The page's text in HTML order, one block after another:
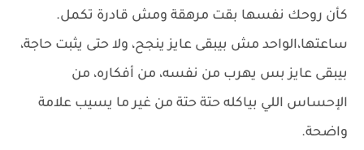
كأن روحك نفسها بقت مرهقة ومش قادرة تكمل.
ساعتها،الواحد مش بيبقى عايز ينجح، ولا حتى يثبت حاجة،
بيبقى عايز بس يهرب من نفسه، من أفكاره، من
الإحساس اللي بياكله حتة حتة من غير ما يسيب علامة
واضحة.